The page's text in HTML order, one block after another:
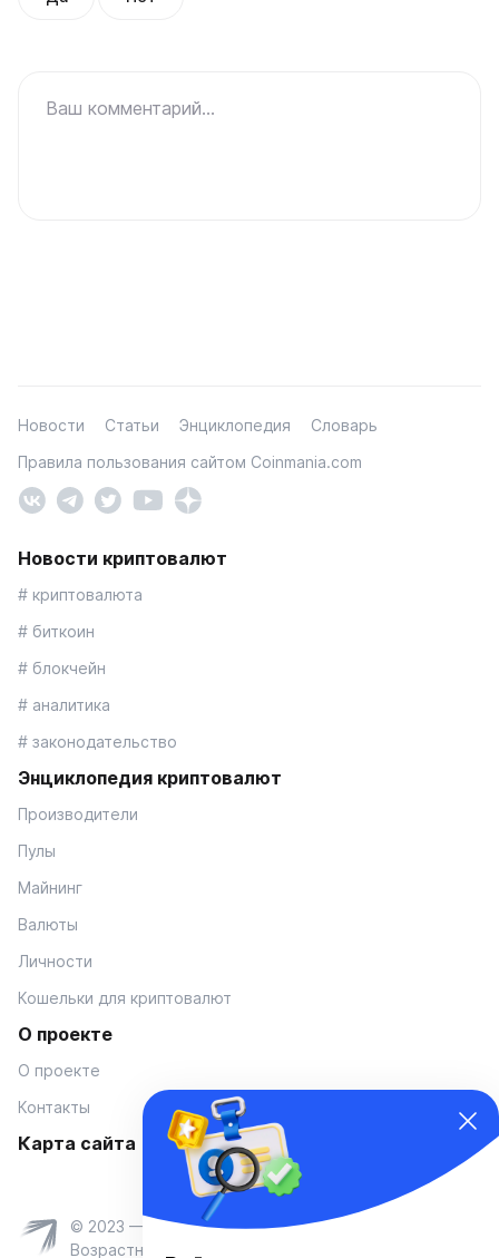
Ваш комментарий...
Новости Статьи Энциклопедия
Словарь
Правила пользования сайтом Coinmania.com
Новости криптовалют
# криптовалюта
# биткоин
# блокчейн
# аналитика
# законодательство
Энциклопедия криптовалют
Производители
Пулы
Майнинг
Валюты
Личности
Кошельки для криптовалют
О проекте
О проекте
Контакты
Карта сайта
© 2023 — Coinmania
Возрастное ограничение 16+